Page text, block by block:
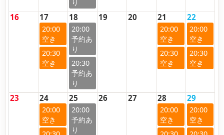
16 17
20:00
20:30
18
20:00
20:30
19 20 21
20:00
20:30
22
20:00
20:30
23 24
20:00
25
20:00
26 27 28
20:00
29
20:00